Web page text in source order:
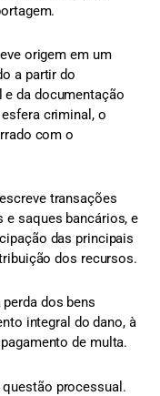
origem em um
a partir do
da documentação
criminal, o
com o
transações
saques bancários, e
das principais
dos recursos.
dos bens
integral do dano, à
de multa.
processual.